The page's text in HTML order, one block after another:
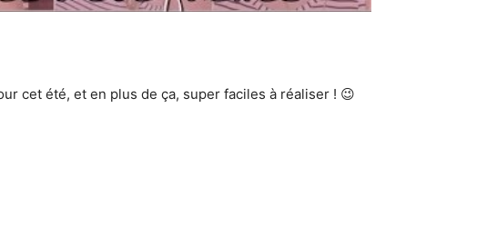
cet été, et en plus de ça, super faciles à réaliser ! 😉